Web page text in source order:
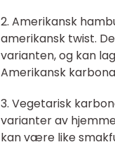
2. Amerikansk
amerikansk twist.
varianten, og kan
Amerikansk
3. Vegetarisk
varianter av
kan være like